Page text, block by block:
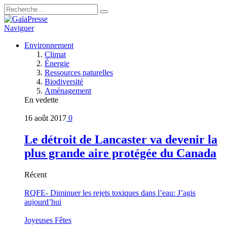
Naviguer
Environnement
Climat
Énergie
Ressources naturelles
Biodiversité
Aménagement
En vedette
16 août 2017 0
Le détroit de Lancaster va devenir la
plus grande aire protégée du Canada
Récent
RQFE- Diminuer les rejets toxiques dans l’eau: J’agis
aujourd’hui
Joyeuses Fêtes